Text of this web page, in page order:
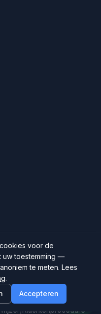
|Klachtenprocedure
voor de
uw toestemming —
te meten. Lees
.
Accepteren